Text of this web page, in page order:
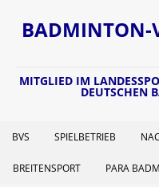
BADMINTON-
MITGLIED IM
DEUTSCHEN
BVS SPIELBETRIEB
BREITENSPORT PARA